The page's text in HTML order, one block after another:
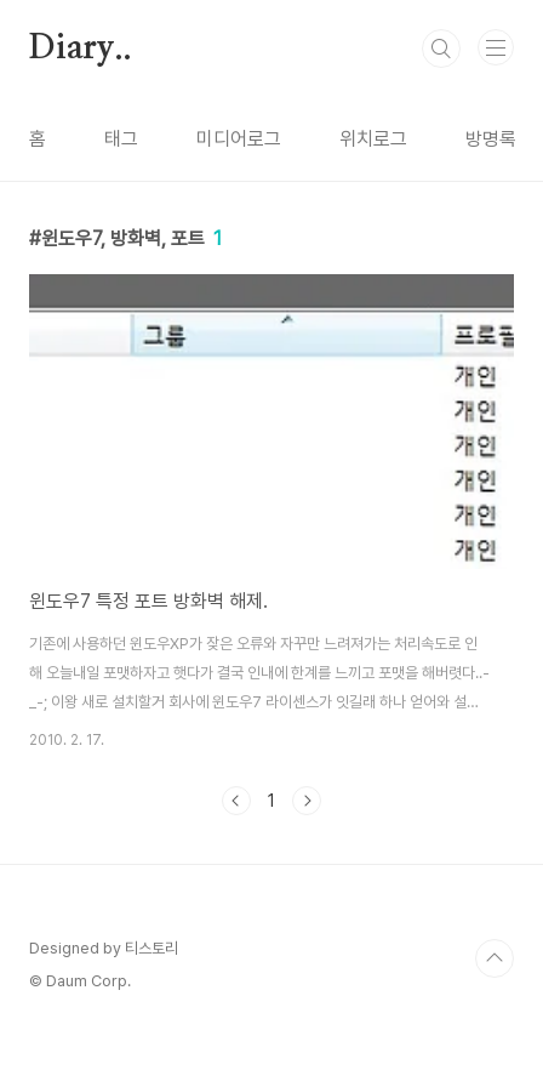
Diary..
홈 태그 미디어로그 위치로그 방명록
윈도우7, 방화벽, 포트 1
윈도우7 특정 포트 방화벽 해제.
기존에 사용하던 윈도우XP가 잦은 오류와 자꾸만 느려져가는 처리속도로 인
해 오늘내일 포맷하자고 햇다가 결국 인내에 한계를 느끼고 포맷을 해버렷다..-
_-; 이왕 새로 설치할거 회사에 윈도우7 라이센스가 잇길래 하나 얻어와 설치
를 하고 나니 나름 깔끔하고 생각보다 무겁지 않아서 요것저것 필요한 유틸들
제어판에서 쉽게 접근하여 수정을 할수 있엇는데.이놈의 윈도우7에는 왜케 찾
2010. 2. 17.
1
Designed by 티스토리
© Daum Corp.